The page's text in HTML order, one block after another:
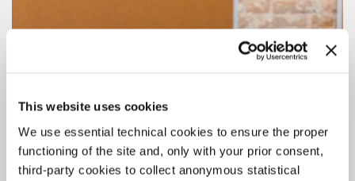
This website uses cookies
We use essential technical cookies to ensure the proper
functioning of the site and, only with your prior consent,
third-party cookies to collect anonymous statistical